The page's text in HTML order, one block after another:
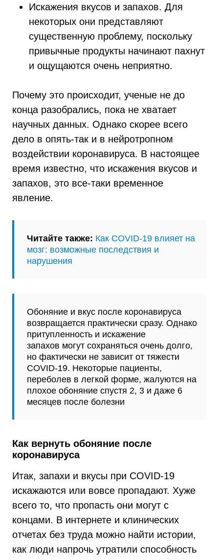
Искажения вкусов и запахов. Для
некоторых они представляют
существенную проблему, поскольку
привычные продукты начинают пахнут
и ощущаются очень неприятно.
Почему это происходит, ученые не до
конца разобрались, пока не хватает
научных данных. Однако скорее всего
дело в опять-так и в нейротропном
воздействии коронавируса. В настоящее
время известно, что искажения вкусов и
запахов, это все-таки временное
явление.
Читайте также: Как COVID-19 влияет на
мозг: возможные последствия и
нарушения
Обоняние и вкус после коронавируса
возвращается практически сразу. Однако
притупленность и искажение
запахов могут сохраняться очень долго,
но фактически не зависит от тяжести
COVID-19. Некоторые пациенты,
переболев в легкой форме, жалуются на
плохое обоняние спустя 2, 3 и даже 6
месяцев после болезни
Как вернуть обоняние после
коронавируса
Итак, запахи и вкусы при COVID-19
искажаются или вовсе пропадают. Хуже
всего то, что пропасть они могут с
концами. В интернете и клинических
отчетах без труда можно найти истории,
как люди напрочь утратили способность